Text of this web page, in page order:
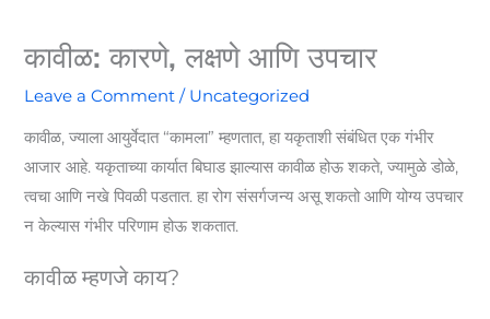
कावीळ: कारणे, लक्षणे आणि उपचार
Leave a Comment / Uncategorized
कावीळ, ज्याला आयुर्वेदात “कामला” म्हणतात, हा यकृताशी संबंधित एक गंभीर
आजार आहे. यकृताच्या कार्यात बिघाड झाल्यास कावीळ होऊ शकते, ज्यामुळे डोळे,
त्वचा आणि नखे पिवळी पडतात. हा रोग संसर्गजन्य असू शकतो आणि योग्य उपचार
न केल्यास गंभीर परिणाम होऊ शकतात.
कावीळ म्हणजे काय?